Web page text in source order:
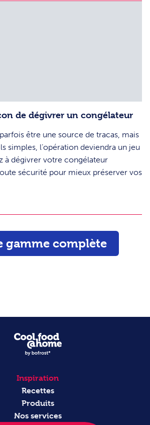
de dégivrer un congélateur
être une source de tracas, mais
simples, l’opération deviendra un jeu
à dégivrer votre congélateur
sécurité pour mieux préserver vos
gamme complète
Inspiration
Recettes
Produits
Nos services